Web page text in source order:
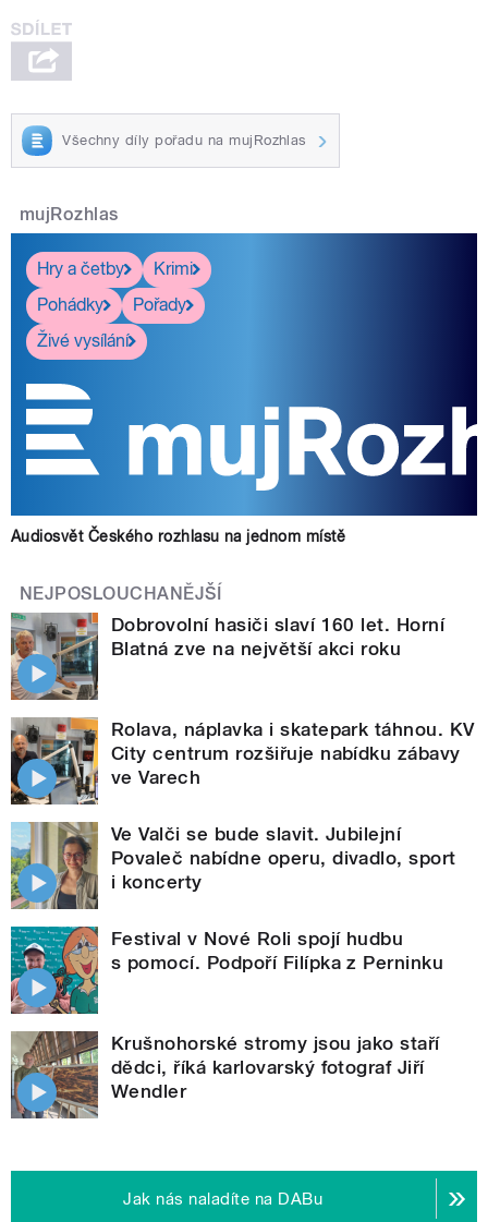
Všechny díly pořadu na mujRozhlas
mujRozhlas
Hry a četby
Krimi
Pohádky
Pořady
Živé vysílání
Audiosvět Českého rozhlasu na jednom místě
NEJPOSLOUCHANĚJŠÍ
Dobrovolní hasiči slaví 160 let. Horní
Blatná zve na největší akci roku
Rolava, náplavka i skatepark táhnou. KV
City centrum rozšiřuje nabídku zábavy
ve Varech
Ve Valči se bude slavit. Jubilejní
Povaleč nabídne operu, divadlo, sport
i koncerty
Festival v Nové Roli spojí hudbu
s pomocí. Podpoří Filípka z Perninku
Krušnohorské stromy jsou jako staří
dědci, říká karlovarský fotograf Jiří
Wendler
Jak nás naladíte na DABu